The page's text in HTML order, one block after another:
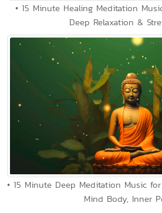
• 15 Minute Healing Meditation
Deep Relaxation &
• 15 Minute Deep Meditation Music
Mind Body, Inner